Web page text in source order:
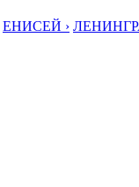
ЕНИСЕЙ ›